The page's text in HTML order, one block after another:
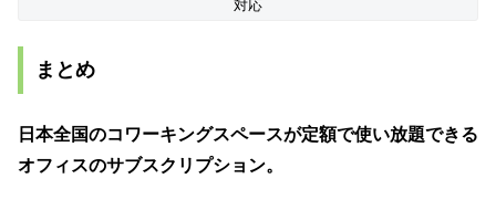
対応
まとめ
日本全国のコワーキングスペースが定額で使い放題できる
オフィスのサブスクリプション。